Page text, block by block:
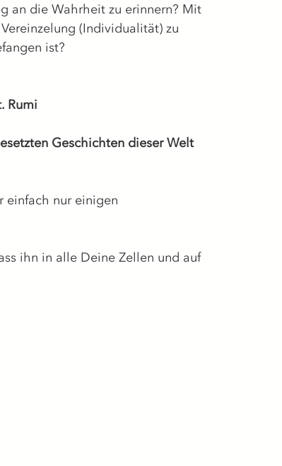
an die Wahrheit zu erinnern? Mit
(Individualität) zu
ist?
Rumi
Geschichten dieser Welt
einfach nur einigen
ihn in alle Deine Zellen und auf